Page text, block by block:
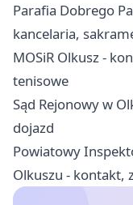
Parafia Dobrego
kancelaria,
MOSiR Olkusz -
tenisowe
Sąd Rejonowy w
dojazd
Powiatowy
Olkuszu - kontakt,